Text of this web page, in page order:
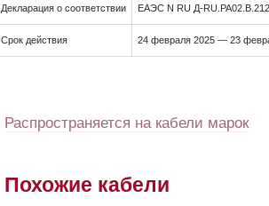
Декларация о соответствии ЕАЭС N RU Д-
Срок действия 24 февраля 2025 — 23
Распространяется на кабели марок
Похожие кабели